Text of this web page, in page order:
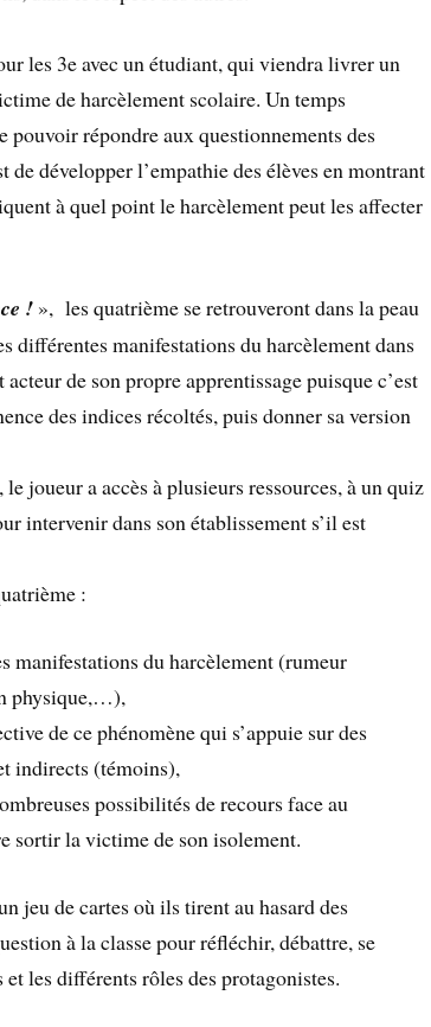
les 3e avec un étudiant, qui viendra livrer un
de harcèlement scolaire. Un temps
pouvoir répondre aux questionnements des
de développer l’empathie des élèves en montrant
à quel point le harcèlement peut les affecter
! », les quatrième se retrouveront dans la peau
différentes manifestations du harcèlement dans
de son propre apprentissage puisque c’est
des indices récoltés, puis donner sa version
joueur a accès à plusieurs ressources, à un quiz
intervenir dans son établissement s’il est
:
manifestations du harcèlement (rumeur
physique,…),
de ce phénomène qui s’appuie sur des
indirects (témoins),
possibilités de recours face au
sortir la victime de son isolement.
jeu de cartes où ils tirent au hasard des
à la classe pour réfléchir, débattre, se
les différents rôles des protagonistes.